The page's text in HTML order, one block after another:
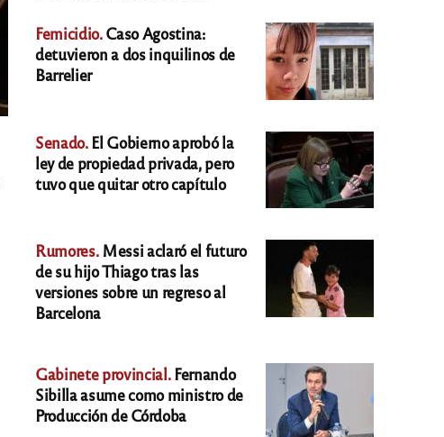
Femicidio.Caso Agostina:
detuvieron a dos inquilinos de
Barrelier
Senado.El Gobierno aprobó la
ley de propiedad privada, pero
tuvo que quitar otro capítulo
Rumores.Messi aclaró el futuro
de su hijo Thiago tras las
versiones sobre un regreso al
Barcelona
Gabinete provincial.Fernando
Sibilla asume como ministro de
Producción de Córdoba